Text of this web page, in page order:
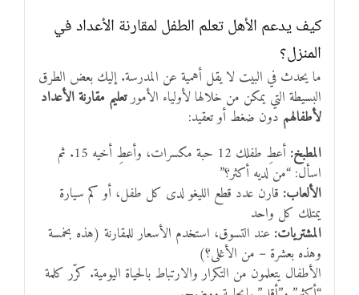
كيف يدعم الأهل تعلم الطفل لمقارنة الأعداد في
المنزل؟
ما يحدث في البيت لا يقل أهمية عن المدرسة. إليك بعض الطرق
البسيطة التي يمكن من خلالها لأولياء الأمورتعليم مقارنة الأعداد
لأطفالهم دون ضغط أو تعقيد:
المطبخ:
أعطِ طفلك 12 حبة مكسرات، وأعطِ أخيه 15. ثم
اسأل: “من لديه أكثر؟”
الألعاب: قارن عدد قطع الليغو لدى كل طفل، أو كم سيارة
يمتلك كل واحد
المشتريات: عند التسوق، استخدم الأسعار للمقارنة (هذه بخمسة
وهذه بعشرة – من الأغلى؟)
الأطفال يتعلمون من التكرار والارتباط بالحياة اليومية. كرّر كلمة